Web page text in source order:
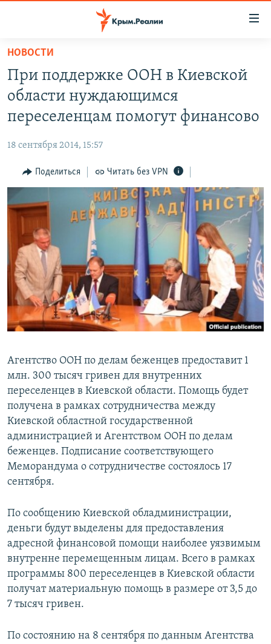
Вернуться
основному
содержанию
главной
навигации
Вернутся
поиску
СПЕЦПРОЕКТЫ
11 ЛЕТ ОККУПАЦИИ КРЫМА. 11 ИСТОРИЙ СОПРОТИВЛЕНИЯ
ЕЩЕ
ИНТЕРАКТИВ
ТЕЛЕПРОЕКТ КРЫМ.РЕАЛИИ
СОВЕТЫ ПРАВОЗАЩИТНИКОВ
ПРОПАВШИЕ БЕЗ ВЕСТИ
ПОБЕДИТЕЛЕЙ НЕ СУДЯТ?
КРЫМ.НЕПОКОРЕННЫЙ
ELIFBE
РАДІО СВОБОДА
КАК ОБОЙТИ БЛОКИРОВКУ
Українською
Qırımtatar
ПРИСОЕДИНЯЙТЕСЬ!
Все сайты RFE/RL
НОВОСТИ
При поддержке ООН в Киевской
области нуждающимся
переселенцам помогут финансово
18 сентября 2014, 15:57
Поделиться Читать без VPN
Агентство ООН по делам беженцев предоставит 1
млн. 300 тысяч гривен для внутренних
переселенцев в Киевской области. Помощь будет
получена в рамках сотрудничества между
Киевской областной государственной
администрацией и Агентством ООН по делам
беженцев. Подписание соответствующего
Меморандума о сотрудничестве состоялось 17
сентября.
По сообщению Киевской обладминистрации,
деньги будут выделены для предоставления
адресной финансовой помощи наиболее уязвимым
внутренне перемещенным лицам. Всего в рамках
программы 800 переселенцев в Киевской области
получат материальную помощь в размере от 3,5 до
7 тысяч гривен.
По состоянию на 8 сентября по данным Агентства